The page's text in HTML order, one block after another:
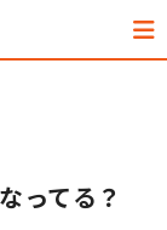
ってる？